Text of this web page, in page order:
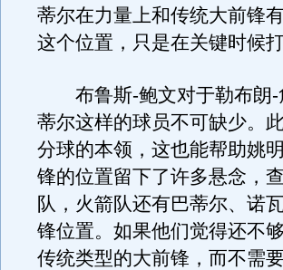
蒂尔在力量上和传统大前锋
这个位置，只是在关键时候
布鲁斯-鲍文对于勒布朗-
蒂尔这样的球员不可缺少。
分球的本领，这也能帮助姚
锋的位置留下了许多悬念，
队，火箭队还有巴蒂尔、诺
锋位置。如果他们觉得还不
传统类型的大前锋，而不需